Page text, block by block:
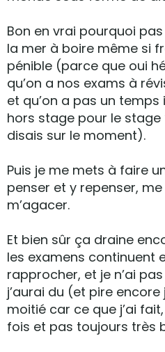
Bon en vrai pourquoi
la mer à boire même si
pénible (parce que oui
qu’on a nos exams à
et qu’on a pas un
hors stage pour le stage
disais sur le moment).
Puis je me mets à faire
penser et y repenser,
m’agacer.
Et bien sûr ça draine
les examens continuent
rapprocher, et je n’ai
j’aurai du (et pire encore
moitié car ce que j’ai
fois et pas toujours très